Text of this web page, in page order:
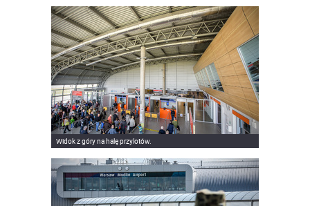
Widok z góry na halę przylotów.